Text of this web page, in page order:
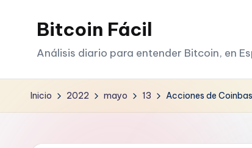
Bitcoin Fácil
Análisis diario para entender Bitcoin, en
Inicio 2022 mayo 13 Acciones de